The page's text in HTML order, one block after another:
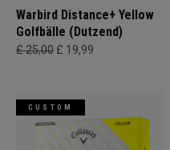
Warbird Distance+ Yellow
Golfbälle (Dutzend)
£ 25,00 £ 19,99
CUSTOM